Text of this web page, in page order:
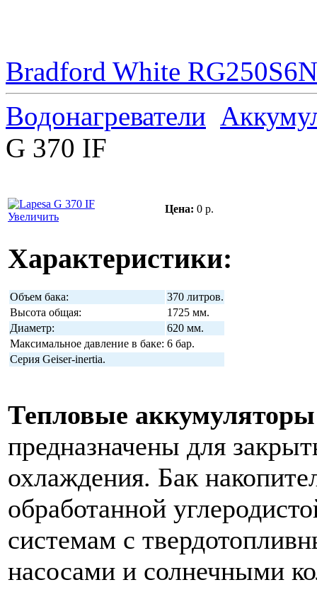
Bradford White
Водонагреватели
G 370 IF
Увеличить
Цена: 0 р.
Характеристики:
Объем бака:
370 литров.
Высота общая:
1725 мм.
Диаметр:
620 мм.
Максимальное давление в баке: 6 бар.
Серия Geiser-inertia.
Тепловые
предназначены для
охлаждения. Бак
обработанной
системам с
насосами и солнечными